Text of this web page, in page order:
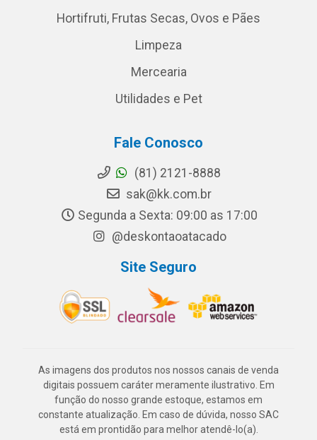
Hortifruti, Frutas Secas, Ovos e Pães
Limpeza
Mercearia
Utilidades e Pet
Fale Conosco
(81) 2121-8888
sak@kk.com.br
Segunda a Sexta: 09:00 as 17:00
@deskontaoatacado
Site Seguro
As imagens dos produtos nos nossos canais de venda
digitais possuem caráter meramente ilustrativo. Em
função do nosso grande estoque, estamos em
constante atualização. Em caso de dúvida, nosso SAC
está em prontidão para melhor atendê-lo(a).